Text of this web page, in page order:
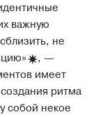
важную
не
»
, —
имеет
ритма
собой некое